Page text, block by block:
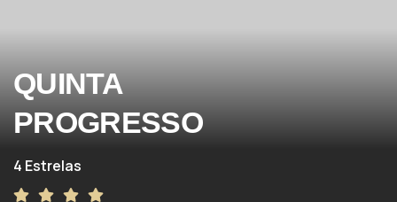
QUINTA
PROGRESSO
4 Estrelas